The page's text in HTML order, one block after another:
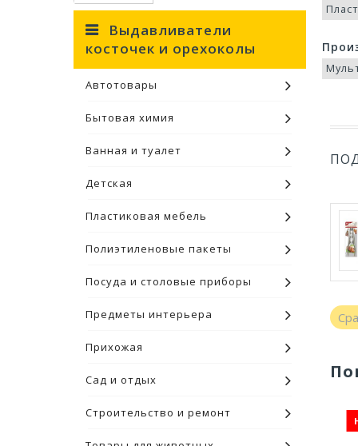
Выдавливатели
косточек и орехоколы
Автотовары
Бытовая химия
Ванная и туалет
Детская
Пластиковая мебель
Полиэтиленовые пакеты
Посуда и столовые приборы
Предметы интерьера
Прихожая
Сад и отдых
Строительство и ремонт